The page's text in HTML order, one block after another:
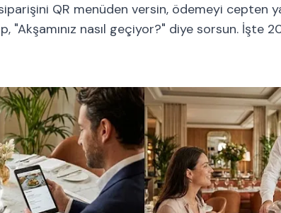
QR menüden versin, ödemeyi cepten
"Akşamınız nasıl geçiyor?" diye sorsun. İşte